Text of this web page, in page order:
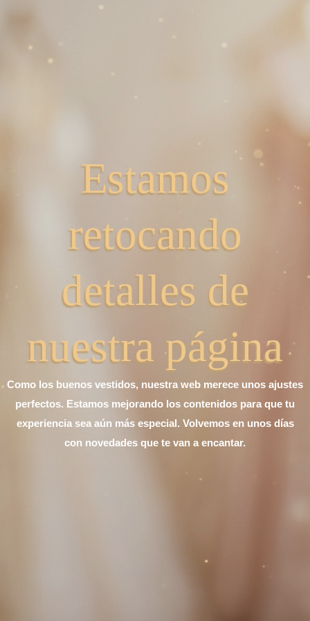
Estamos
retocando
detalles de
nuestra página
Como los buenos vestidos, nuestra web merece unos ajustes
perfectos. Estamos mejorando los contenidos para que tu
experiencia sea aún más especial. Volvemos en unos días
con novedades que te van a encantar.